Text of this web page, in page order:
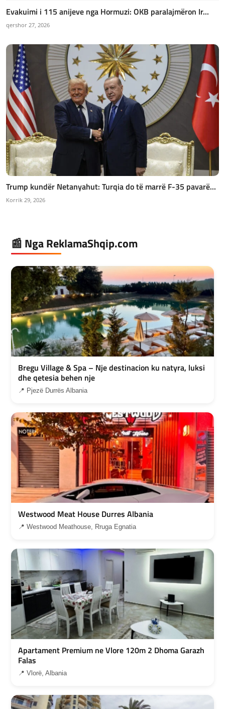
Evakuimi i 115 anijeve nga Hormuzi: OKB paralajmëron Ir...
qershor 27, 2026
Trump kundër Netanyahut: Turqia do të marrë F-35 pavarë...
Korrik 29, 2026
📰 Nga ReklamaShqip.com
Bregu Village & Spa – Nje destinacion ku natyra, luksi
dhe qetesia behen nje
📍 Pjezë Durrës Albania
Westwood Meat House Durres Albania
📍 Westwood Meathouse, Rruga Egnatia
Apartament Premium ne Vlore 120m 2 Dhoma Garazh
Falas
📍 Vlorë, Albania